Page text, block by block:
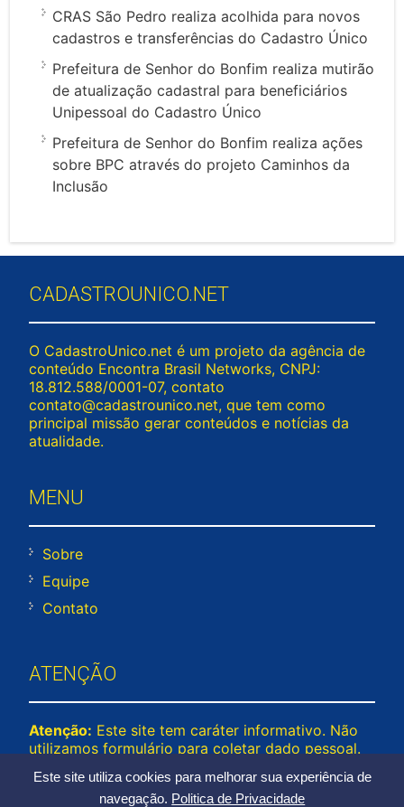
Este site utiliza cookies para melhorar sua experiência de
navegação. Politica de Privacidade
CRAS São Pedro realiza acolhida para novos
cadastros e transferências do Cadastro Único
Prefeitura de Senhor do Bonfim realiza mutirão
de atualização cadastral para beneficiários
Unipessoal do Cadastro Único
Prefeitura de Senhor do Bonfim realiza ações
sobre BPC através do projeto Caminhos da
Inclusão
CADASTROUNICO.NET
O CadastroUnico.net é um projeto da agência de
conteúdo Encontra Brasil Networks, CNPJ:
18.812.588/0001-07, contato
contato@cadastrounico.net, que tem como
principal missão gerar conteúdos e notícias da
atualidade.
MENU
Sobre
Equipe
Contato
ATENÇÃO
Atenção: Este site tem caráter informativo. Não
utilizamos formulário para coletar dado pessoal.
nenhuma empresa ou programa citado no
conteúdo deste site. © 2026 cadastrounico.net –